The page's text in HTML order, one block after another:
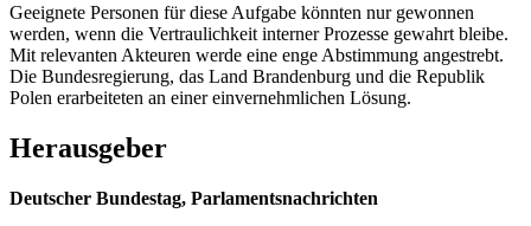
Geeignete Personen für diese Aufgabe könnten nur gewonnen
werden, wenn die Vertraulichkeit interner Prozesse gewahrt bleibe.
Mit relevanten Akteuren werde eine enge Abstimmung angestrebt.
Die Bundesregierung, das Land Brandenburg und die Republik
Polen erarbeiteten an einer einvernehmlichen Lösung.
Herausgeber
Deutscher Bundestag, Parlamentsnachrichten